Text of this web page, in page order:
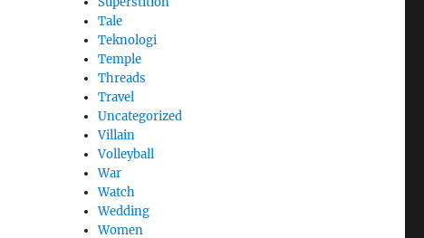
Tale
Teknologi
Temple
Threads
Travel
Uncategorized
Villain
Volleyball
War
Watch
Wedding
Women